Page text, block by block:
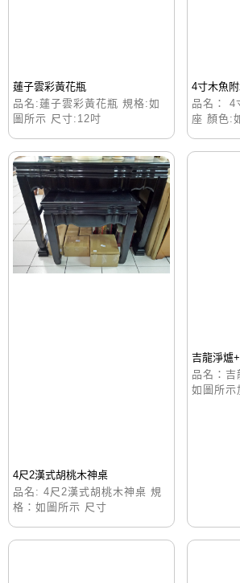
蓮子雲彩黃花瓶
品名:蓮子雲彩黃花瓶 規格:如
圖所示 尺寸:12吋
4寸木魚
品名： 4
座 顏色:
4尺2漢式胡桃木神桌
品名: 4尺2漢式胡桃木神桌 規
格：如圖所示 尺寸
吉龍淨爐
品名：吉
如圖所示